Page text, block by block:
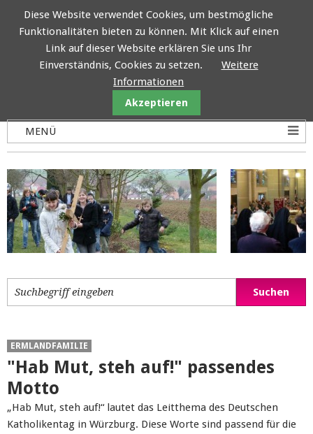
ERMLANDFAMILIE
"Hab Mut, steh auf!" passendes
Motto
„Hab Mut, steh auf!“ lautet das Leitthema des Deutschen
Katholikentag in Würzburg. Diese Worte sind passend für die
Diese Website verwendet Cookies, um bestmögliche
Funktionalitäten bieten zu können. Mit Klick auf einen
Link auf dieser Website erklären Sie uns Ihr
Einverständnis, Cookies zu setzen.
Weitere
Informationen
Akzeptieren